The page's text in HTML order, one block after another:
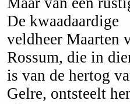
De kwaadaardige
veldheer Maarten
Rossum, die in
is van de hertog
Gelre, ontsteelt